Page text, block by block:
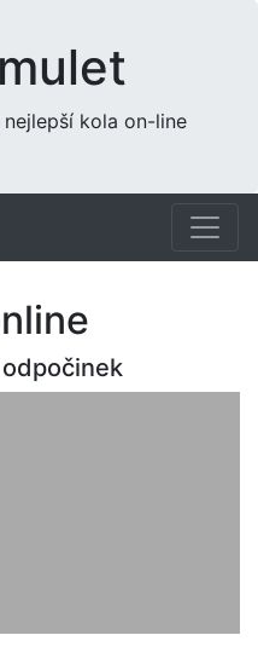
kola on-line